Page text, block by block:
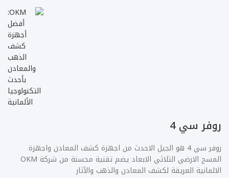
روفر سي 4
روفر سي 4 هو الجيل الاحدث من اجهزة كشف المعادن واجهزة
المسح الارضي الثلاثي الابعاد يضم تقنية محسنة من شركة OKM
الالمانية العريقة لكشف المعادن والذهب والآثار